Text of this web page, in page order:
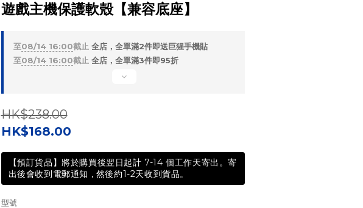
遊戲主機保護軟殼【兼容底座】
至08/14 16:00截止 全店，全單滿2件即送巨猩手機貼
至08/14 16:00截止 全店，全單滿3件即95折
HK$238.00
HK$168.00
【預訂貨品】將於購買後翌日起計 7-14 個工作天寄出。寄
出後會收到電郵通知 , 然後約1-2天收到貨品。
型號